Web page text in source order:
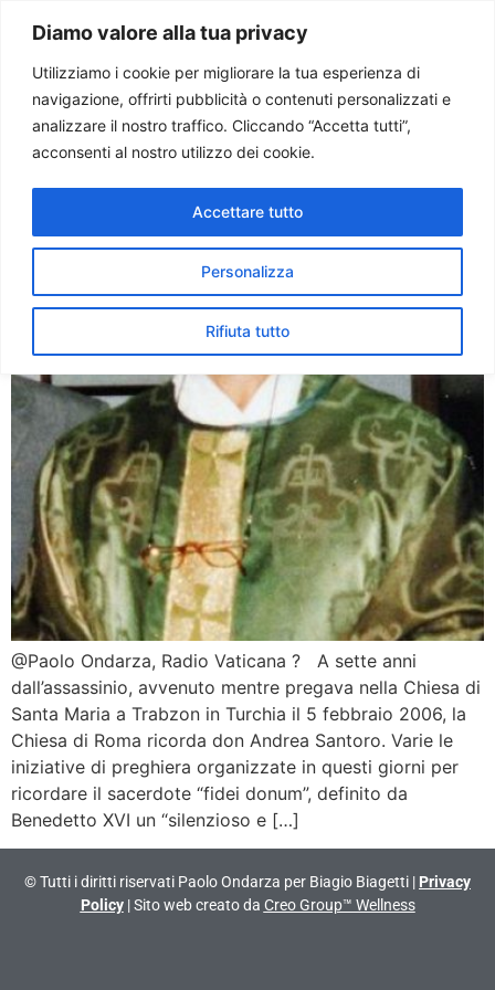
Diamo valore alla tua privacy
Utilizziamo i cookie per migliorare la tua esperienza di
navigazione, offrirti pubblicità o contenuti personalizzati e
analizzare il nostro traffico. Cliccando “Accetta tutti”,
acconsenti al nostro utilizzo dei cookie.
Personalizza
Rifiuta tutto
Accettare tutto
Paolo Ondarza
Tag:santoro
Don Santoro, esempio di
testimonianza e dialogo.
Parla la sorella
@Paolo Ondarza, Radio Vaticana ? A sette anni
dall’assassinio, avvenuto mentre pregava nella Chiesa di
Santa Maria a Trabzon in Turchia il 5 febbraio 2006, la
Chiesa di Roma ricorda don Andrea Santoro. Varie le
iniziative di preghiera organizzate in questi giorni per
ricordare il sacerdote “fidei donum”, definito da
Benedetto XVI un “silenzioso e […]
© Tutti i diritti riservati Paolo Ondarza per Biagio Biagetti | Privacy
Policy| Sito web creato da Creo Group™ Wellness